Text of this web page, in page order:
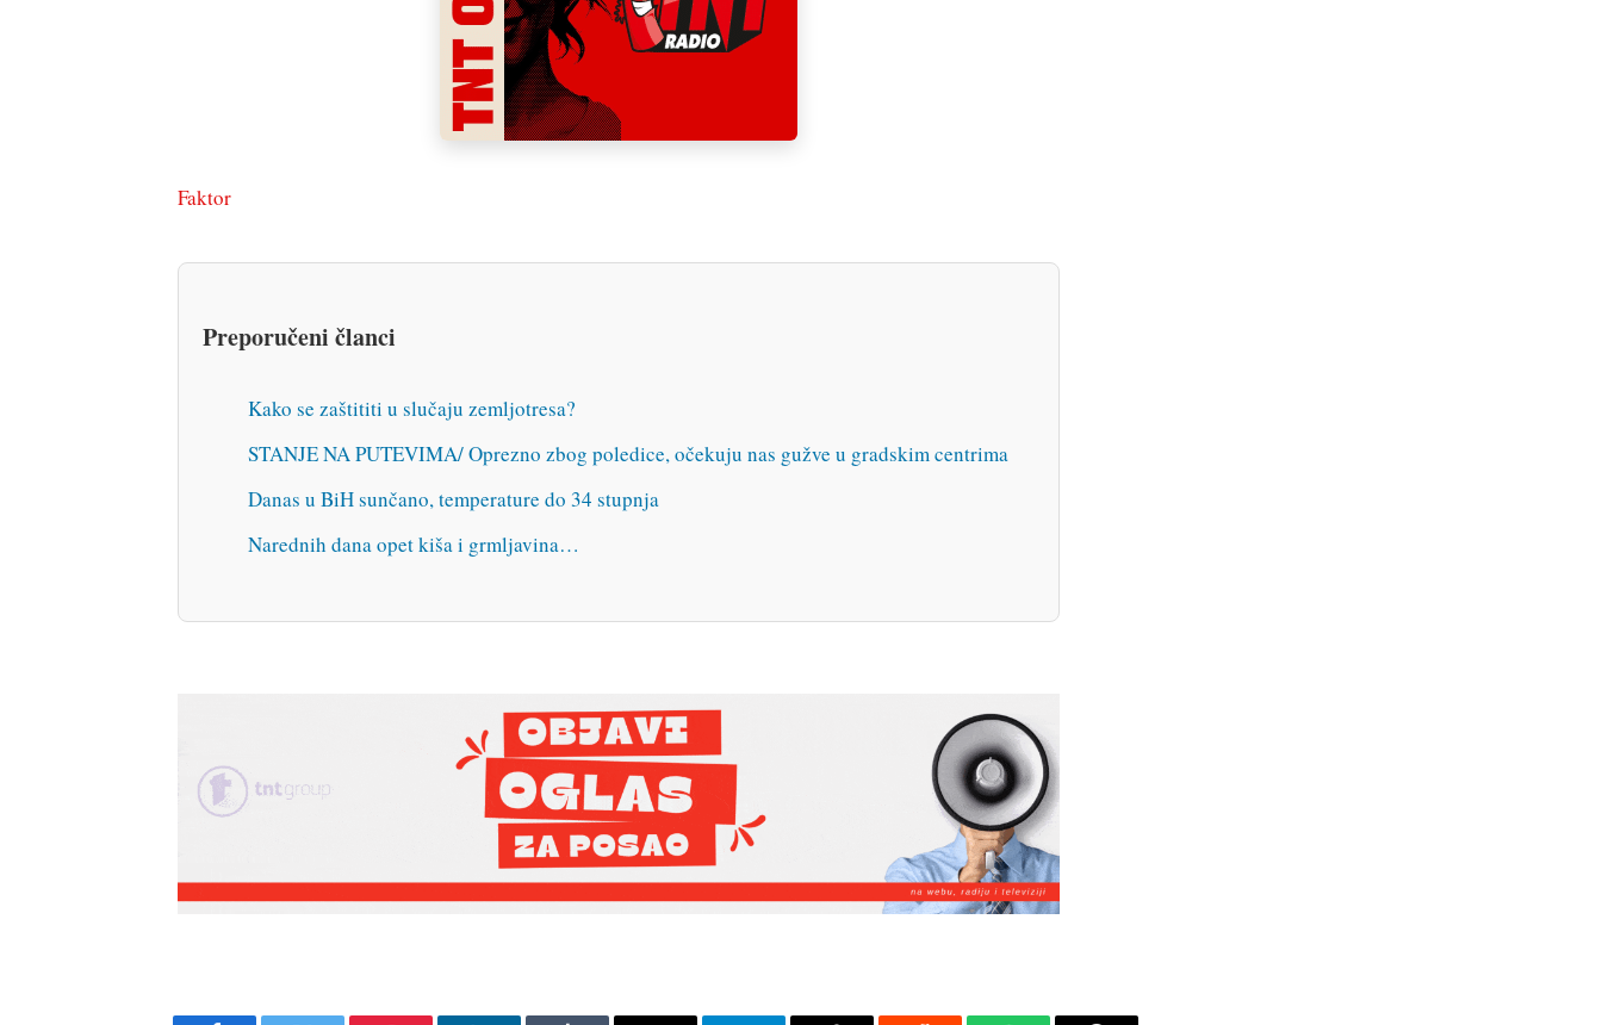
Faktor
Preporučeni članci
Kako se zaštititi u slučaju zemljotresa?
STANJE NA PUTEVIMA/ Oprezno zbog poledice, očekuju nas gužve u gradskim centrima
Danas u BiH sunčano, temperature do 34 stupnja
Narednih dana opet kiša i grmljavina…